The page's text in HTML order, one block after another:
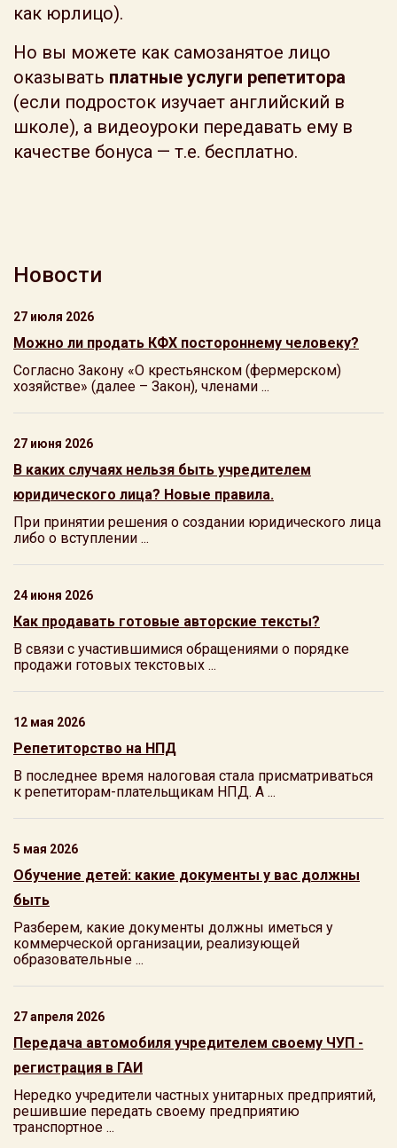
как юрлицо).
Но вы можете как самозанятое лицо
оказывать платные услуги репетитора
(если подросток изучает английский в
школе), а видеоуроки передавать ему в
качестве бонуса — т.е. бесплатно.
Новости
27 июля 2026
Можно ли продать КФХ постороннему человеку?
Согласно Закону «О крестьянском (фермерском)
хозяйстве» (далее – Закон), членами ...
27 июня 2026
В каких случаях нельзя быть учредителем
юридического лица? Новые правила.
При принятии решения о создании юридического лица
либо о вступлении ...
24 июня 2026
Как продавать готовые авторские тексты?
В связи с участившимися обращениями о порядке
продажи готовых текстовых ...
12 мая 2026
Репетиторство на НПД
В последнее время налоговая стала присматриваться
к репетиторам-плательщикам НПД. А ...
5 мая 2026
Обучение детей: какие документы у вас должны
быть
Разберем, какие документы должны иметься у
коммерческой организации, реализующей
образовательные ...
27 апреля 2026
Передача автомобиля учредителем своему ЧУП -
регистрация в ГАИ
Нередко учредители частных унитарных предприятий,
решившие передать своему предприятию
транспортное ...